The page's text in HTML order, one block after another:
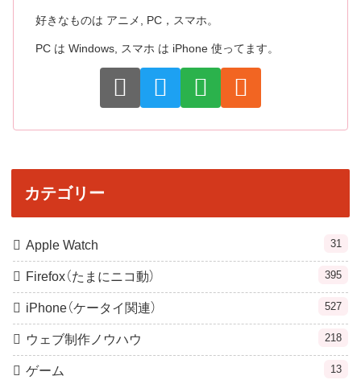
好きなものは アニメ, PC，スマホ。
PC は Windows, スマホ は iPhone 使ってます。
カテゴリー
Apple Watch 31
Firefox（たまにニコ動） 395
iPhone（ケータイ関連） 527
ウェブ制作ノウハウ 218
ゲーム 13